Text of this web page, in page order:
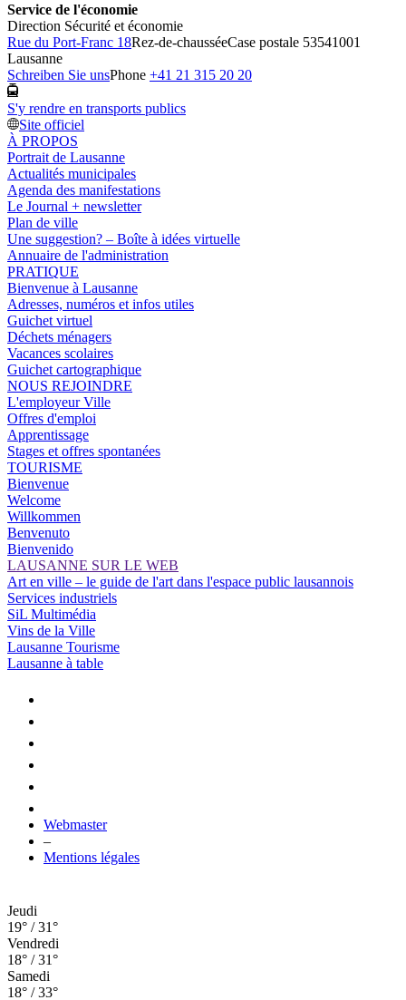
Service de l'économie
Direction Sécurité et économie
Rue du Port-Franc 18Rez-de-chausséeCase postale 53541001
Lausanne
Schreiben Sie unsPhone +41 21 315 20 20
S'y rendre en transports publics
Site officiel
À PROPOS
Portrait de Lausanne
Actualités municipales
Agenda des manifestations
Le Journal + newsletter
Plan de ville
Une suggestion? – Boîte à idées virtuelle
Annuaire de l'administration
PRATIQUE
Bienvenue à Lausanne
Adresses, numéros et infos utiles
Guichet virtuel
Déchets ménagers
Vacances scolaires
Guichet cartographique
NOUS REJOINDRE
L'employeur Ville
Offres d'emploi
Apprentissage
Stages et offres spontanées
TOURISME
Bienvenue
Welcome
Willkommen
Benvenuto
Bienvenido
LAUSANNE SUR LE WEB
Art en ville – le guide de l'art dans l'espace public lausannois
Services industriels
SiL Multimédia
Vins de la Ville
Lausanne Tourisme
Lausanne à table
Webmaster
–
Mentions légales
Jeudi
19° / 31°
Vendredi
18° / 31°
Samedi
18° / 33°